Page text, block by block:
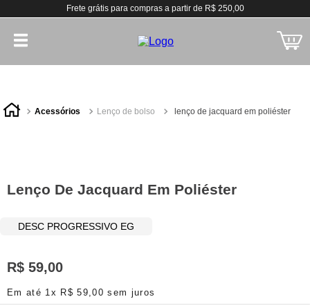
Frete grátis para compras a partir de R$ 250,00
acessórios lenço de bolso lenço de jacquard em poliéster
Lenço De Jacquard Em Poliéster
DESC PROGRESSIVO EG
R$ 59,00
Em até 1x R$ 59,00 sem juros